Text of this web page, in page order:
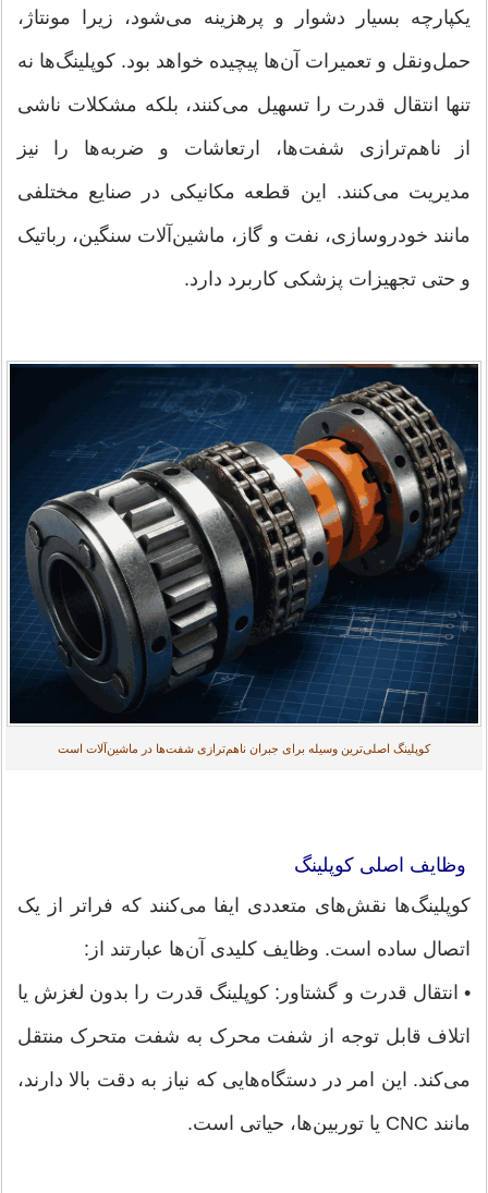
یکپارچه بسیار دشوار و پرهزینه می‌شود، زیرا مونتاژ،
حمل‌ونقل و تعمیرات آن‌ها پیچیده خواهد بود. کوپلینگ‌ها نه
تنها انتقال قدرت را تسهیل می‌کنند، بلکه مشکلات ناشی
از ناهم‌ترازی شفت‌ها، ارتعاشات و ضربه‌ها را نیز
مدیریت می‌کنند. این قطعه مکانیکی در صنایع مختلفی
مانند خودروسازی، نفت و گاز، ماشین‌آلات سنگین، رباتیک
و حتی تجهیزات پزشکی کاربرد دارد.
کوپلینگ اصلی‌ترین وسیله برای جبران ناهم‌ترازی شفت‌ها در ماشین‌آلات است
وظایف اصلی کوپلینگ
کوپلینگ‌ها نقش‌های متعددی ایفا می‌کنند که فراتر از یک
اتصال ساده است. وظایف کلیدی آن‌ها عبارتند از:
• انتقال قدرت و گشتاور: کوپلینگ قدرت را بدون لغزش یا
اتلاف قابل توجه از شفت محرک به شفت متحرک منتقل
می‌کند. این امر در دستگاه‌هایی که نیاز به دقت بالا دارند،
مانند CNC یا توربین‌ها، حیاتی است.